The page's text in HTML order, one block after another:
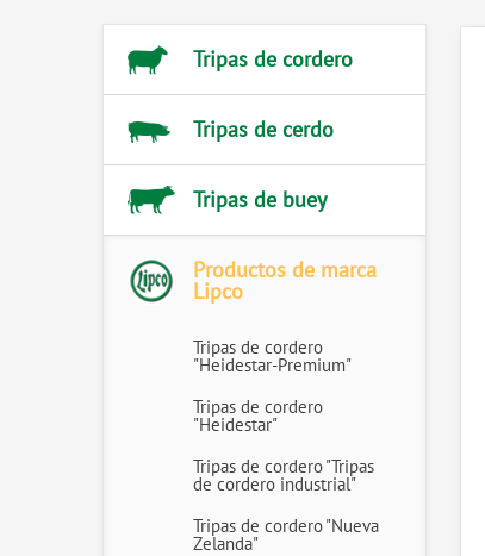
Tripas de cordero
Tripas de cerdo
Tripas de buey
Productos de marca
Lipco
Tripas de cordero
"Heidestar-Premium"
Tripas de cordero
"Heidestar"
Tripas de cordero "Tripas
de cordero industrial"
Tripas de cordero "Nueva
Zelanda"